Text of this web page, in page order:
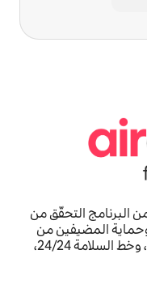
البرنامج التحقّق من
المضيفين من
الأضرار بقيمة 3 ملايين دولار أمريكي*، وخط السلامة 24/24،